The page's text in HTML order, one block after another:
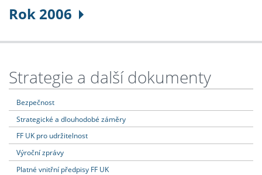
Rok 2006
Strategie a další dokumenty
Bezpečnost
Strategické a dlouhodobé záměry
FF UK pro udržitelnost
Výroční zprávy
Platné vnitřní předpisy FF UK